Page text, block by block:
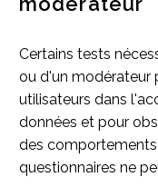
Certains tests
ou d'un modérateur
utilisateurs dans
données et pour
des
questionnaires ne